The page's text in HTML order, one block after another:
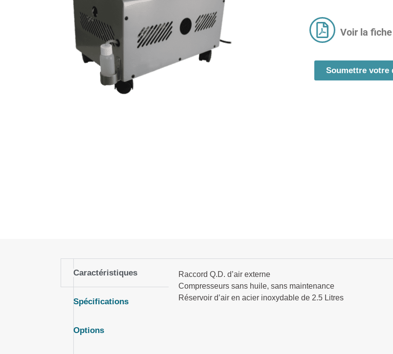
Voir la
Soumettre votre
Caractéristiques
Spécifications
Options
Raccord Q.D. d’air externe
Compresseurs sans huile, sans maintenance
Réservoir d’air en acier inoxydable de 2.5 Litres